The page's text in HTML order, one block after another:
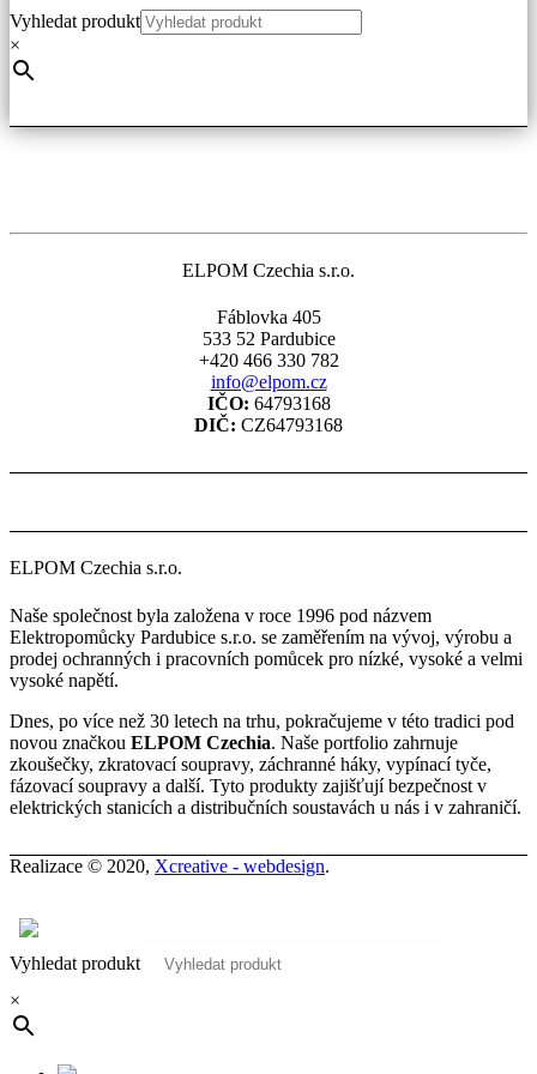
variant.
produktu
Vyhledat produkt
×
ELPOM Czechia s.r.o.
Fáblovka 405
533 52 Pardubice
+420 466 330 782
info@elpom.cz
IČO: 64793168
DIČ: CZ64793168
ELPOM Czechia s.r.o.
Naše společnost byla založena v roce 1996 pod názvem
Elektropomůcky Pardubice s.r.o. se zaměřením na vývoj, výrobu a
prodej ochranných i pracovních pomůcek pro nízké, vysoké a velmi
vysoké napětí.
Dnes, po více než 30 letech na trhu, pokračujeme v této tradici pod
novou značkou ELPOM Czechia. Naše portfolio zahrnuje
zkoušečky, zkratovací soupravy, záchranné háky, vypínací tyče,
fázovací soupravy a další. Tyto produkty zajišťují bezpečnost v
elektrických stanicích a distribučních soustavách u nás i v zahraničí.
Realizace © 2020, Xcreative - webdesign.
Vyhledat produkt
×